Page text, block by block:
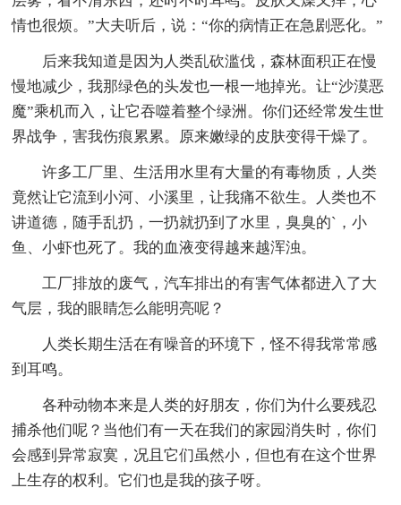
情也很烦。”大夫听后，说：“你的病情正在急剧恶化。”
后来我知道是因为人类乱砍滥伐，森林面积正在慢
慢地减少，我那绿色的头发也一根一地掉光。让“沙漠恶
魔”乘机而入，让它吞噬着整个绿洲。你们还经常发生世
界战争，害我伤痕累累。原来嫩绿的皮肤变得干燥了。
许多工厂里、生活用水里有大量的有毒物质，人类
竟然让它流到小河、小溪里，让我痛不欲生。人类也不
讲道德，随手乱扔，一扔就扔到了水里，臭臭的`，小
鱼、小虾也死了。我的血液变得越来越浑浊。
工厂排放的废气，汽车排出的有害气体都进入了大
气层，我的眼睛怎么能明亮呢？
人类长期生活在有噪音的环境下，怪不得我常常感
到耳鸣。
各种动物本来是人类的好朋友，你们为什么要残忍
捕杀他们呢？当他们有一天在我们的家园消失时，你们
会感到异常寂寞，况且它们虽然小，但也有在这个世界
上生存的权利。它们也是我的孩子呀。